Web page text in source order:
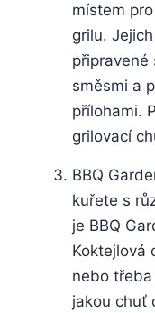
místem
grilu.
připravené
směsmi a
přílohami.​
grilovací
BBQ
kuřete s
je ⁢BBQ
Koktejlová
nebo
jakou chuť